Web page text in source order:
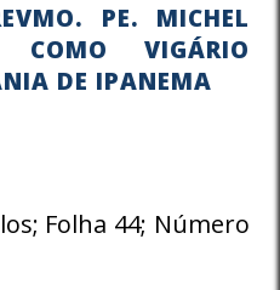
PE. MICHEL
COMO VIGÁRIO
DE IPANEMA
Folha 44; Número